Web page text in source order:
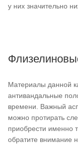
у них значительно
Материалы данной
антивандальные
времени. Важный
можно протирать
приобрести именно
обратите внимание